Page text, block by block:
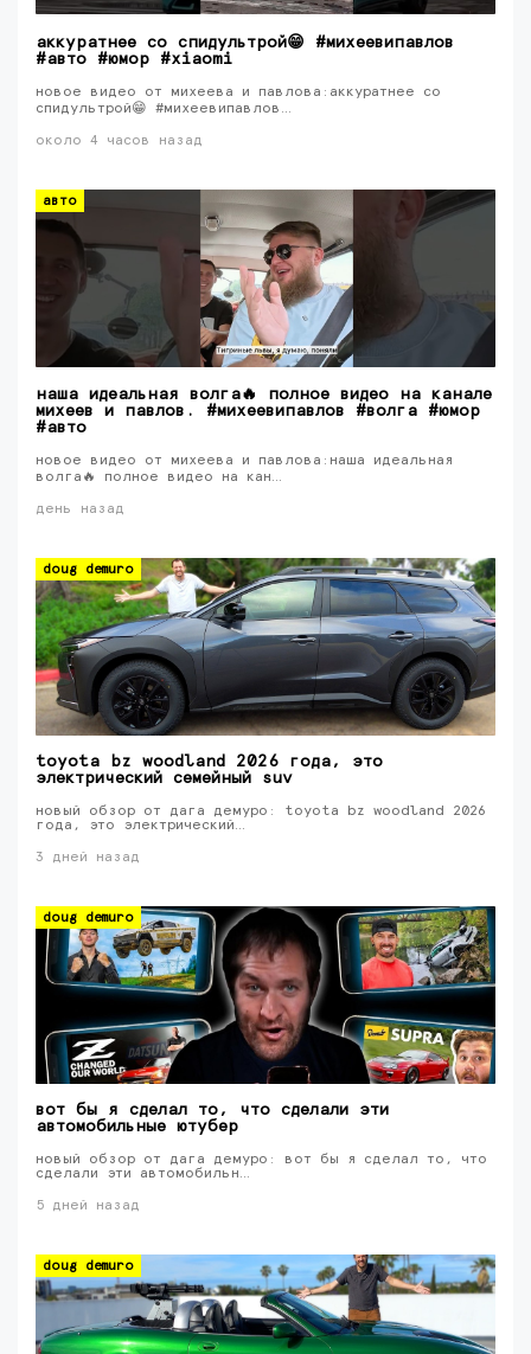
аккуратнее со спидультрой😁 #михеевипавлов
#авто #юмор #xiaomi
новое видео от михеева и павлова:аккуратнее со
спидультрой😁 #михеевипавлов…
около 4 часов назад
авто
наша идеальная волга🔥 полное видео на канале
михеев и павлов. #михеевипавлов #волга #юмор
#авто
новое видео от михеева и павлова:наша идеальная
волга🔥 полное видео на кан…
день назад
doug demuro
toyota bz woodland 2026 года, это
электрический семейный suv
новый обзор от дага демуро: toyota bz woodland 2026
года, это электрический…
3 дней назад
doug demuro
вот бы я сделал то, что сделали эти
автомобильные ютубер
новый обзор от дага демуро: вот бы я сделал то, что
сделали эти автомобильн…
5 дней назад
doug demuro